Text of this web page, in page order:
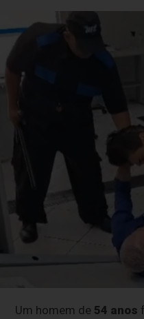
Um homem de 54 anos